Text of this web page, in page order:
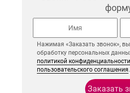
Нажимая «Заказать звонок», вы
обработку персональных
политикой конфиденциальности
пользовательского соглашения.